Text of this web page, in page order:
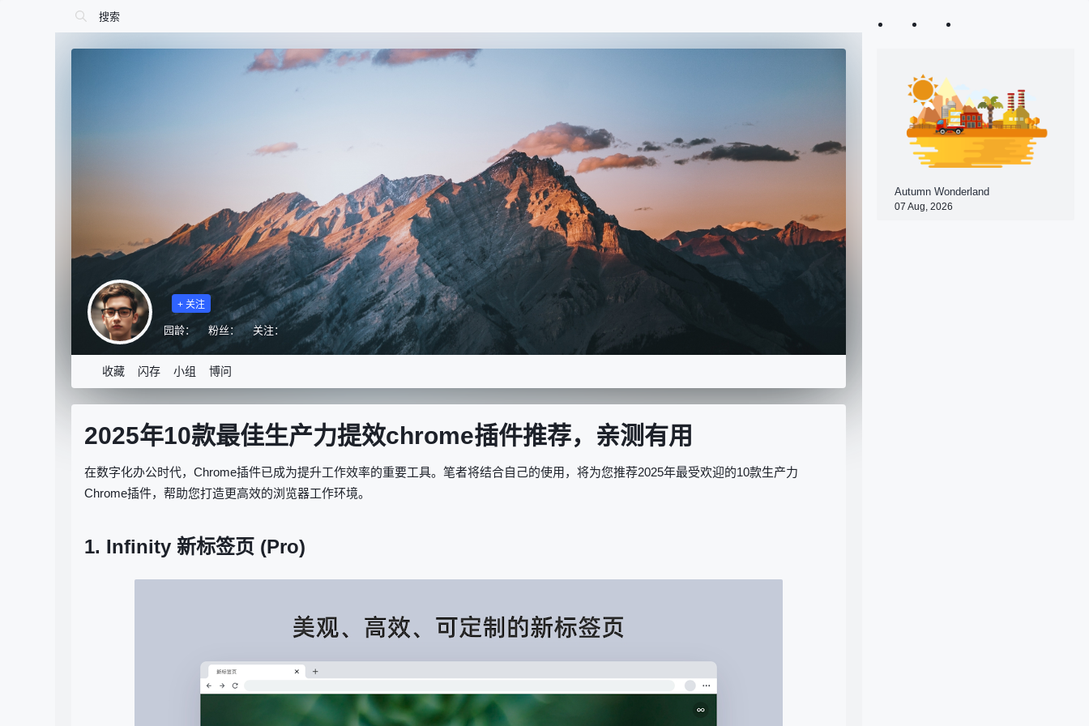
收藏 闪存 小组 博问
+ 关注
园龄： 粉丝： 关注：
2025年10款最佳生产力提效chrome插件推荐，亲测有用
在数字化办公时代，Chrome插件已成为提升工作效率的重要工具。笔者将结合自己的使用，将为您推荐2025年最受欢迎的10款生产力
Chrome插件，帮助您打造更高效的浏览器工作环境。
1. Infinity 新标签页 (Pro)
Autumn Wonderland
07 Aug, 2026